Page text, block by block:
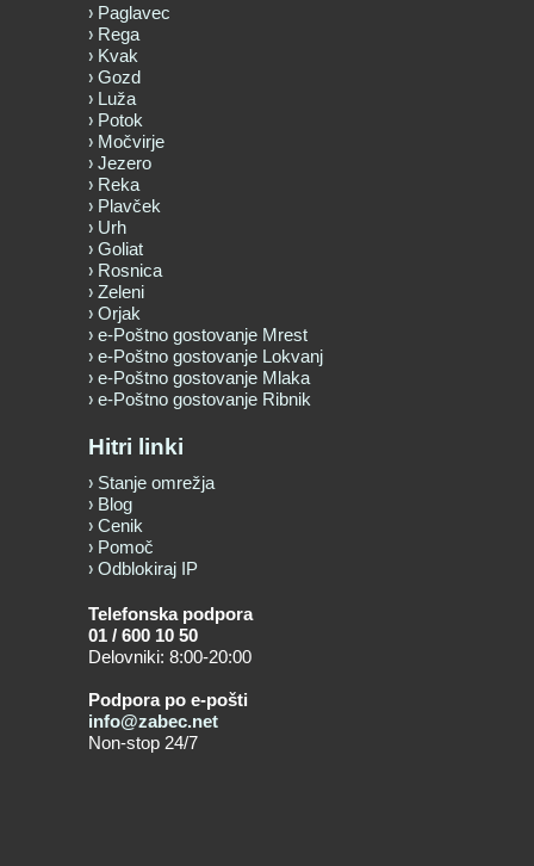
Paglavec
Rega
Kvak
Gozd
Luža
Potok
Močvirje
Jezero
Reka
Plavček
Urh
Goliat
Rosnica
Zeleni
Orjak
e-Poštno gostovanje Mrest
e-Poštno gostovanje Lokvanj
e-Poštno gostovanje Mlaka
e-Poštno gostovanje Ribnik
Hitri linki
Stanje omrežja
Blog
Cenik
Pomoč
Odblokiraj IP
Telefonska podpora
01 / 600 10 50
Delovniki: 8:00-20:00
Podpora po e-pošti
info@zabec.net
Non-stop 24/7